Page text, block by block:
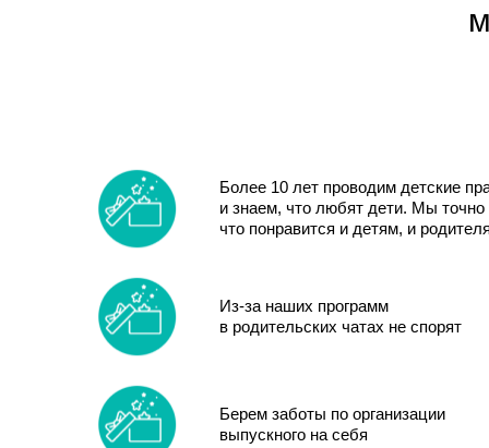
Более 10 лет проводим детские
и знаем, что любят дети. Мы точно
что понравится и детям, и
Из-за наших программ
в родительских чатах не спорят
Берем заботы по организации
выпускного на себя